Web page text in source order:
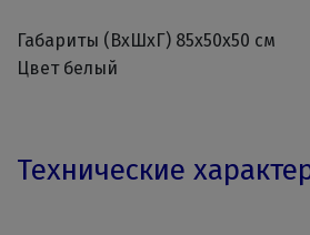
Габариты (ВхШхГ) 85х50х50 см
Цвет белый
Технические